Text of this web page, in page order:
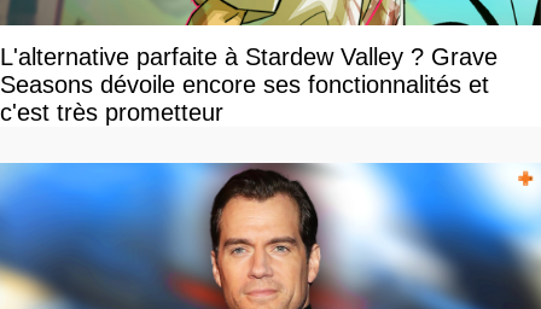
L'alternative parfaite à Stardew Valley ? Grave
Seasons dévoile encore ses fonctionnalités et
c'est très prometteur